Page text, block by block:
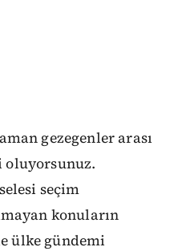
gezegenler arası
oluyorsunuz.
seçim
konuların
ülke gündemi